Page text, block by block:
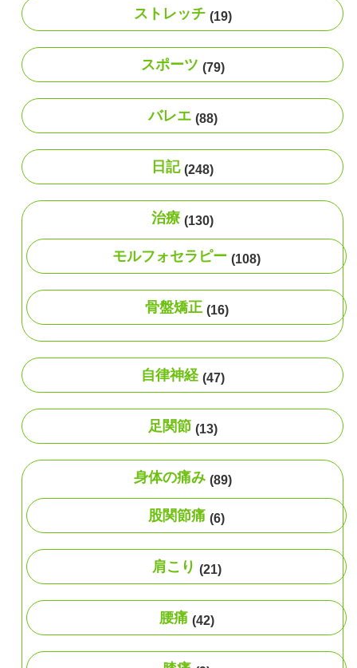
ストレッチ (19)
スポーツ (79)
バレエ (88)
日記 (248)
治療 (130)
モルフォセラピー (108)
骨盤矯正 (16)
自律神経 (47)
足関節 (13)
身体の痛み (89)
股関節痛 (6)
肩こり (21)
腰痛 (42)